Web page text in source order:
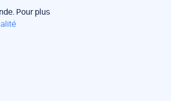
Pour plus